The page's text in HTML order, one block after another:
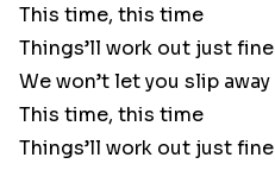
This time, this time
Things’ll work out just fine
We won’t let you slip away
This time, this time
Things’ll work out just fine